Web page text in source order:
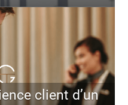
client d’un